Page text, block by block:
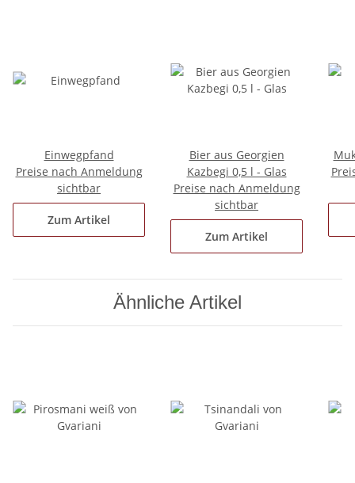
Einwegpfand
Preise nach Anmeldung
sichtbar
Zum Artikel
Bier aus Georgien
Kazbegi 0,5 l - Glas
Preise nach Anmeldung
sichtbar
Zum Artikel
Ähnliche Artikel